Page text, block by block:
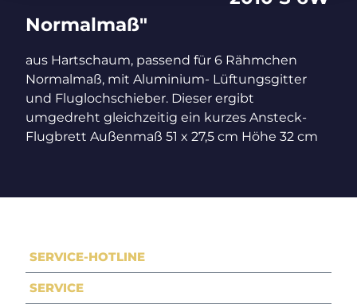
Normalmaß"
aus Hartschaum, passend für 6 Rähmchen
Normalmaß, mit Aluminium- Lüftungsgitter
und Fluglochschieber. Dieser ergibt
umgedreht gleichzeitig ein kurzes Ansteck-
Flugbrett Außenmaß 51 x 27,5 cm Höhe 32 cm
SERVICE-HOTLINE
SERVICE